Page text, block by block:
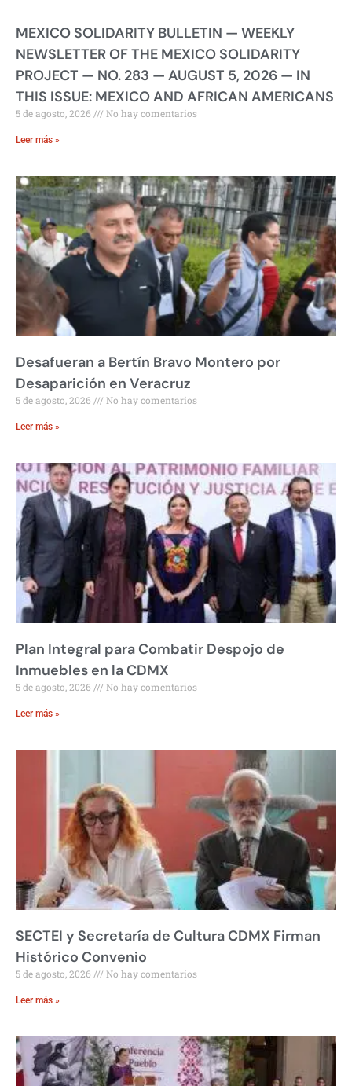
MEXICO SOLIDARITY BULLETIN — WEEKLY
NEWSLETTER OF THE MEXICO SOLIDARITY
PROJECT — NO. 283 — AUGUST 5, 2026 — IN
THIS ISSUE: MEXICO AND AFRICAN AMERICANS
5 de agosto, 2026 No hay comentarios
Leer más »
Desafueran a Bertín Bravo Montero por
Desaparición en Veracruz
5 de agosto, 2026 No hay comentarios
Leer más »
Plan Integral para Combatir Despojo de
Inmuebles en la CDMX
5 de agosto, 2026 No hay comentarios
Leer más »
SECTEI y Secretaría de Cultura CDMX Firman
Histórico Convenio
5 de agosto, 2026 No hay comentarios
Leer más »